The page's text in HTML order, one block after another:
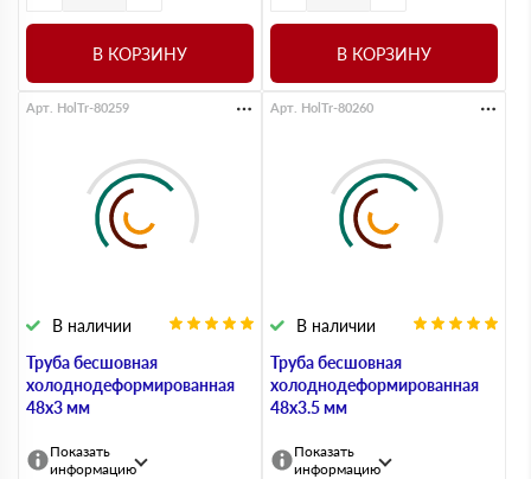
В КОРЗИНУ В КОРЗИНУ
Труба бесшовная
холоднодеформированная
48х3 мм
В наличии
Арт. HolTr-80259
Показать
информацию
Труба бесшовная
холоднодеформированная
48х3.5 мм
В наличии
Арт. HolTr-80260
Показать
информацию